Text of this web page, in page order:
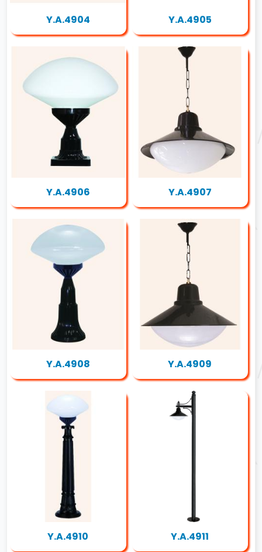
Y.A.4904 Y.A.4905
Y.A.4906 Y.A.4907
Y.A.4908 Y.A.4909
Y.A.4910 Y.A.4911